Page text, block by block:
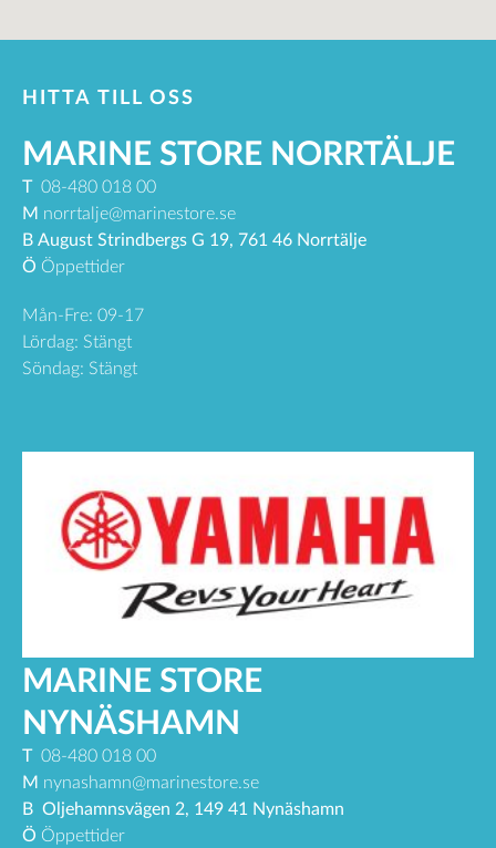
HITTA TILL OSS
MARINE STORE NORRTÄLJE
T08-480 018 00
M norrtalje@marinestore.se
BAugust Strindbergs G 19, 761 46 Norrtälje
Ö Öppettider
Mån-Fre: 09-17
Lördag: Stängt
Söndag: Stängt
MARINE STORE
NYNÄSHAMN
T08-480 018 00
M nynashamn@marinestore.se
B Oljehamnsvägen 2, 149 41 Nynäshamn
Ö Öppettider